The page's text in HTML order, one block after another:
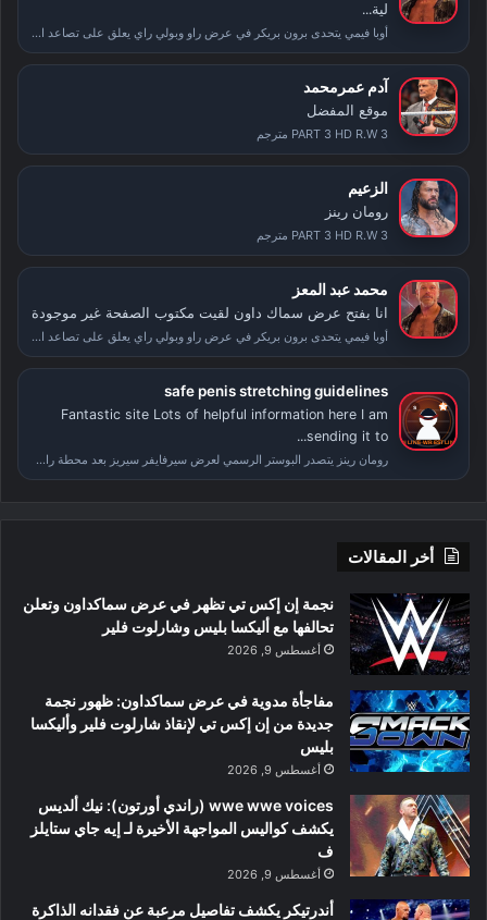
لية...
أوبا فيمي يتحدى برون بريكر في عرض راو وبولي راي يعلق على تصاعد الأحداث بعد سمر سلام
آدم عمرمحمد
موقع المفضل
PART 3 HD R.W 3 مترجم
الزعيم
رومان رينز
PART 3 HD R.W 3 مترجم
محمد عبد المعز
انا بفتح عرض سماك داون لقيت مكتوب الصفحة غير موجودة
أوبا فيمي يتحدى برون بريكر في عرض راو وبولي راي يعلق على تصاعد الأحداث بعد سمر سلام
safe penis stretching guidelines
Fantastic site Lots of helpful information here I am
sending it to...
رومان رينز يتصدر البوستر الرسمي لعرض سيرفايفر سيريز بعد محطة راسلمينيا
أخر المقالات
نجمة إن إكس تي تظهر في عرض سماكداون وتعلن
تحالفها مع أليكسا بليس وشارلوت فلير
أغسطس 9, 2026
مفاجأة مدوية في عرض سماكداون: ظهور نجمة
جديدة من إن إكس تي لإنقاذ شارلوت فلير وأليكسا
بليس
أغسطس 9, 2026
wwe wwe voices (راندي أورتون): نيك ألديس
يكشف كواليس المواجهة الأخيرة لـ إيه جاي ستايلز
ف
أغسطس 9, 2026
أندرتيكر يكشف تفاصيل مرعبة عن فقدانه الذاكرة